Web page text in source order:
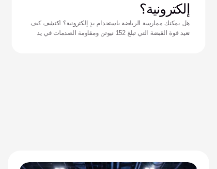
إلكترونية؟
هل يمكنك ممارسة الرياضة باستخدام يدٍ إلكترونية؟ اكتشف كيف
تعيد قوة القبضة التي تبلغ 152 نيوتن ومقاومة الصدمات في يد